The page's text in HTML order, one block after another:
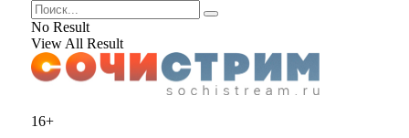
No Result
View All Result
16+